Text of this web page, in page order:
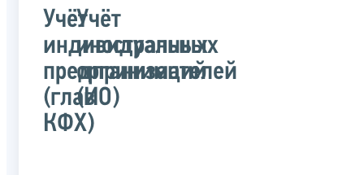
Учёт
индивидуальных
предпринимателей
(глав
КФХ)
Учёт
иностранных
организаций
(ИО)